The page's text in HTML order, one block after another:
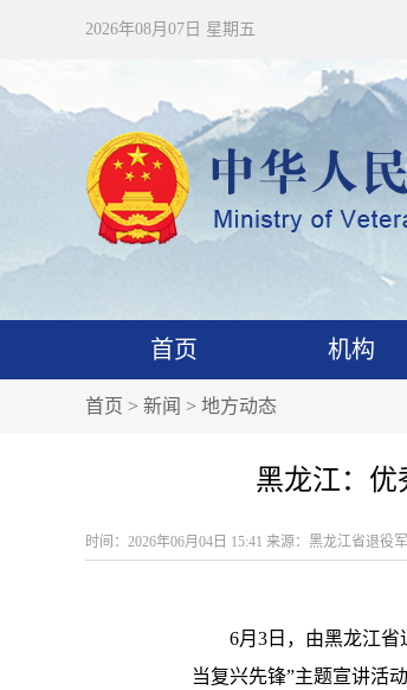
2026年08月07日 星期五
首页 机构
首页 > 新闻 > 地方动态
黑龙江：优
时间：2026年06月04日 15:41 来源：黑龙江省退役
6月3日，由黑龙江
当复兴先锋”主题宣讲活